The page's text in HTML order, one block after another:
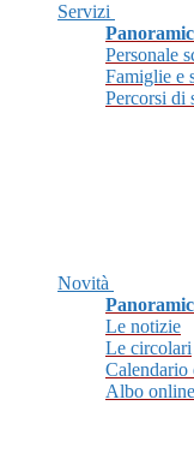
Servizi
Personale
Famiglie e
Percorsi di
Novità
Le notizie
Le circolari
Calendario
Albo online